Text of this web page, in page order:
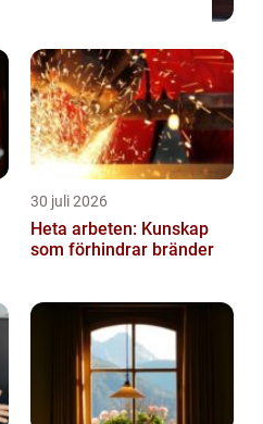
30 juli 2026
Heta arbeten: Kunskap
som förhindrar bränder